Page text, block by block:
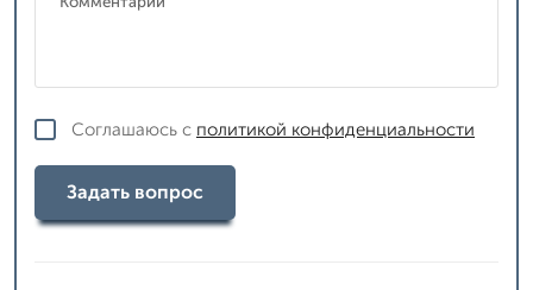
Соглашаюсь с политикой конфиденциальности
Задать вопрос